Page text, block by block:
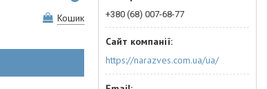
Кошик
+380 (68) 007-68-77
https://narazves.com.ua/ua/